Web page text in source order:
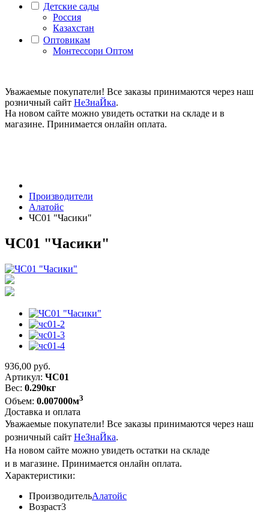
Детские сады
Россия
Казахстан
Оптовикам
Монтессори Оптом
Уважаемые покупатели! Все заказы принимаются через наш
розничный сайт НеЗнаЙка.
На новом сайте можно увидеть остатки на складе и в
магазине. Принимается онлайн оплата.
Производители
Алатойс
ЧС01 "Часики"
ЧС01 "Часики"
936,00 руб.
Артикул: ЧС01
Вес: 0.290кг
Объем: 0.007000м3
Доставка и оплата
Уважаемые покупатели! Все заказы принимаются через наш
розничный сайт НеЗнаЙка.
На новом сайте можно увидеть остатки на складе
и в магазине. Принимается онлайн оплата.
Характеристики:
ПроизводительАлатойс
Возраст3